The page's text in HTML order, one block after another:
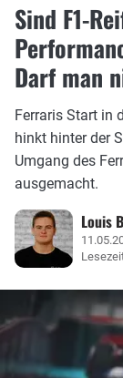
Sind F1-
Darf man
Ferraris Start in
hinkt hinter der
Umgang des
ausgemacht.
Louis